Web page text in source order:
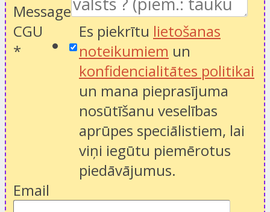
Message
CGU
*
Es piekrītu lietošanas
noteikumiem un
konfidencialitātes politikai
un mana pieprasījuma
nosūtīšanu veselības
aprūpes speciālistiem, lai
viņi iegūtu piemērotus
piedāvājumus.
Email